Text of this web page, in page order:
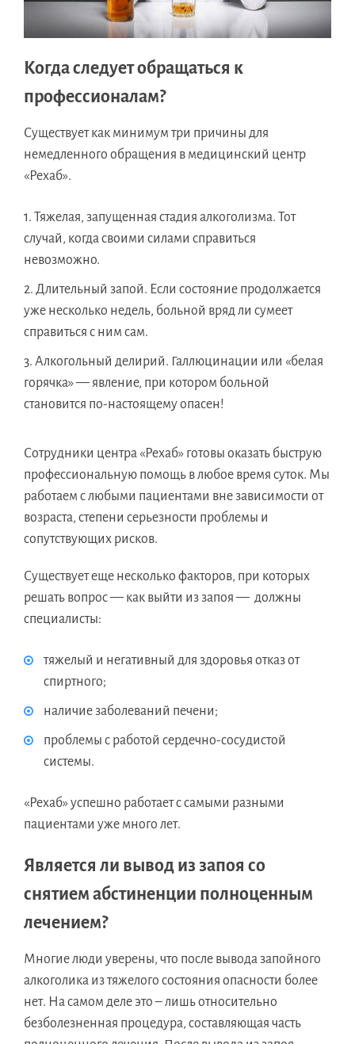
Когда следует обращаться к
профессионалам?
Существует как минимум три причины для
немедленного обращения в медицинский центр
«Рехаб».
Тяжелая, запущенная стадия алкоголизма. Тот
случай, когда своими силами справиться
невозможно.
Длительный запой. Если состояние продолжается
уже несколько недель, больной вряд ли сумеет
справиться с ним сам.
Алкогольный делирий. Галлюцинации или «белая
горячка» — явление, при котором больной
становится по-настоящему опасен!
Сотрудники центра «Рехаб» готовы оказать быструю
профессиональную помощь в любое время суток. Мы
работаем с любыми пациентами вне зависимости от
возраста, степени серьезности проблемы и
сопутствующих рисков.
Существует еще несколько факторов, при которых
решать вопрос — как выйти из запоя — должны
специалисты:
тяжелый и негативный для здоровья отказ от
спиртного;
наличие заболеваний печени;
проблемы с работой сердечно-сосудистой
системы.
«Рехаб» успешно работает с самыми разными
пациентами уже много лет.
Является ли вывод из запоя со
снятием абстиненции полноценным
лечением?
Многие люди уверены, что после вывода запойного
алкоголика из тяжелого состояния опасности более
нет. На самом деле это – лишь относительно
безболезненная процедура, составляющая часть